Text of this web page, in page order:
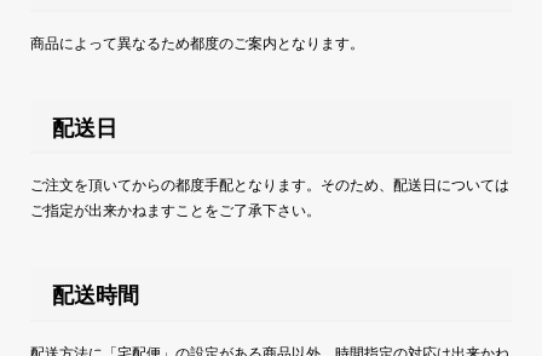
商品によって異なるため都度のご案内となります。
配送日
ご注文を頂いてからの都度手配となります。そのため、配送日については
ご指定が出来かねますことをご了承下さい。
配送時間